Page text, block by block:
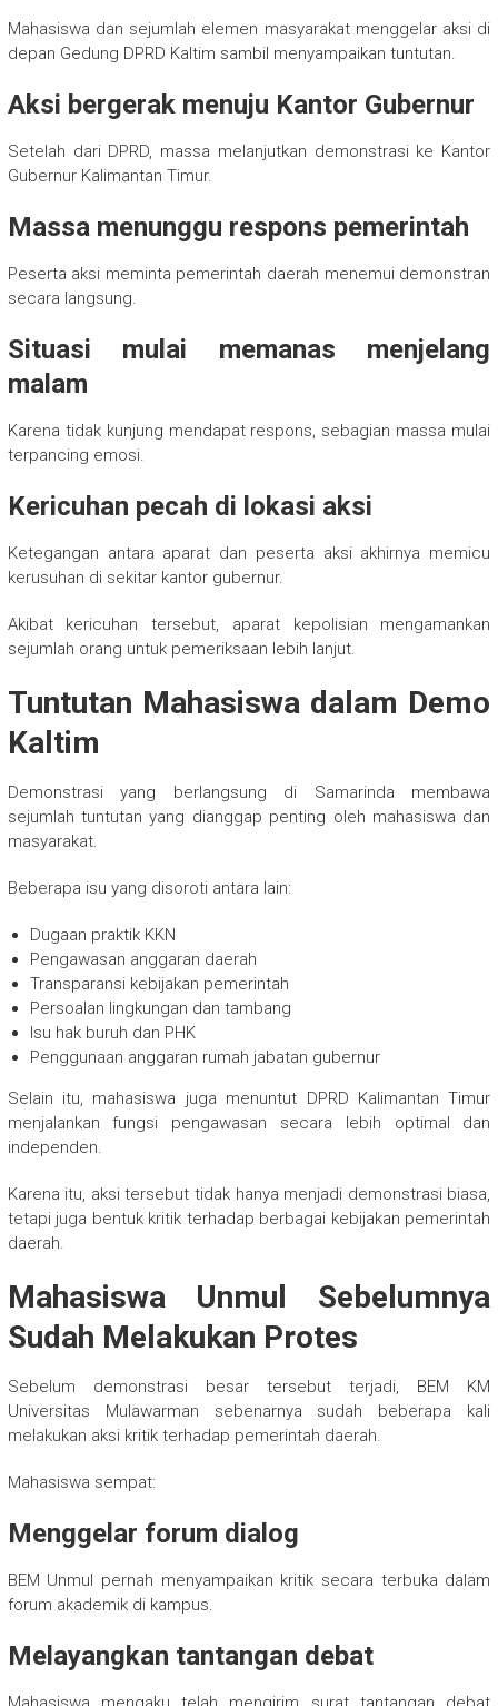
Mahasiswa dan sejumlah elemen masyarakat menggelar aksi di
depan Gedung DPRD Kaltim sambil menyampaikan tuntutan.
Aksi bergerak menuju Kantor Gubernur
Setelah dari DPRD, massa melanjutkan demonstrasi ke Kantor
Gubernur Kalimantan Timur.
Massa menunggu respons pemerintah
Peserta aksi meminta pemerintah daerah menemui demonstran
secara langsung.
Situasi mulai memanas menjelang
malam
Karena tidak kunjung mendapat respons, sebagian massa mulai
terpancing emosi.
Kericuhan pecah di lokasi aksi
Ketegangan antara aparat dan peserta aksi akhirnya memicu
kerusuhan di sekitar kantor gubernur.
Akibat kericuhan tersebut, aparat kepolisian mengamankan
sejumlah orang untuk pemeriksaan lebih lanjut.
Tuntutan Mahasiswa dalam Demo
Kaltim
Demonstrasi yang berlangsung di Samarinda membawa
sejumlah tuntutan yang dianggap penting oleh mahasiswa dan
masyarakat.
Beberapa isu yang disoroti antara lain:
Dugaan praktik KKN
Pengawasan anggaran daerah
Transparansi kebijakan pemerintah
Persoalan lingkungan dan tambang
Isu hak buruh dan PHK
Penggunaan anggaran rumah jabatan gubernur
Selain itu, mahasiswa juga menuntut DPRD Kalimantan Timur
menjalankan fungsi pengawasan secara lebih optimal dan
independen.
Karena itu, aksi tersebut tidak hanya menjadi demonstrasi biasa,
tetapi juga bentuk kritik terhadap berbagai kebijakan pemerintah
daerah.
Mahasiswa Unmul Sebelumnya
Sudah Melakukan Protes
Sebelum demonstrasi besar tersebut terjadi, BEM KM
Universitas Mulawarman sebenarnya sudah beberapa kali
melakukan aksi kritik terhadap pemerintah daerah.
Mahasiswa sempat:
Menggelar forum dialog
BEM Unmul pernah menyampaikan kritik secara terbuka dalam
forum akademik di kampus.
Melayangkan tantangan debat